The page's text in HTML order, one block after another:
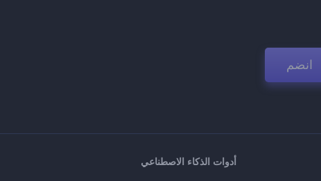
انضم
أدوات الذكاء الاصطناعي